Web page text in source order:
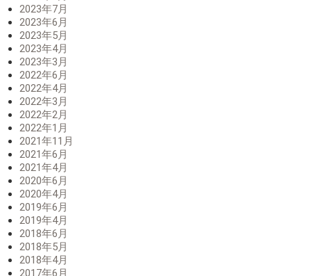
2023年7月
2023年6月
2023年5月
2023年4月
2023年3月
2022年6月
2022年4月
2022年3月
2022年2月
2022年1月
2021年11月
2021年6月
2021年4月
2020年6月
2020年4月
2019年6月
2019年4月
2018年6月
2018年5月
2018年4月
2017年6月